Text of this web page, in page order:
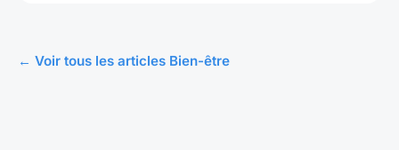
← Voir tous les articles Bien-être